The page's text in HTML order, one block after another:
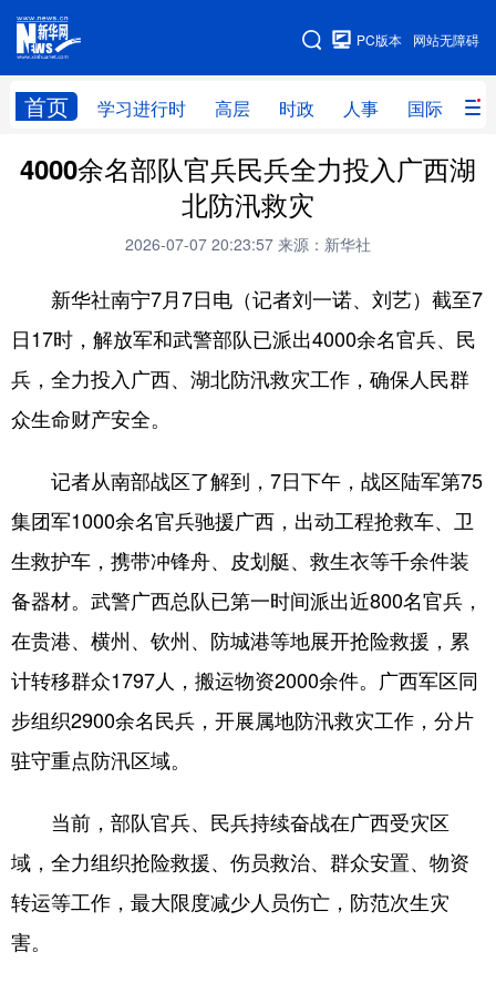
网站无障碍
PC版本
首页 学习进行时 高层 时政 人事 国际 财
网站地图
学习进行时 高层 时政 人事
财经 网评
全球连线
科技 科创 量子 体育
文化 书画 健康 军事
食品 人居 信息化 数字经济
学术中国 乡村振兴 溯源中国
会展
彩票 娱乐 时尚 悦读
公益 一带一路 亚太网 上市公司
文化产业
地方频道
北京 天津 河北 山西
辽宁 吉林 上海 江苏
4000余名部队官兵民兵全力投入广西湖
北防汛救灾
2026-07-07 20:23:57 来源：新华社
新华社南宁7月7日电（记者刘一诺、刘艺）截至7
日17时，解放军和武警部队已派出4000余名官兵、民
兵，全力投入广西、湖北防汛救灾工作，确保人民群
众生命财产安全。
记者从南部战区了解到，7日下午，战区陆军第75
集团军1000余名官兵驰援广西，出动工程抢救车、卫
生救护车，携带冲锋舟、皮划艇、救生衣等千余件装
备器材。武警广西总队已第一时间派出近800名官兵，
在贵港、横州、钦州、防城港等地展开抢险救援，累
计转移群众1797人，搬运物资2000余件。广西军区同
步组织2900余名民兵，开展属地防汛救灾工作，分片
驻守重点防汛区域。
当前，部队官兵、民兵持续奋战在广西受灾区
域，全力组织抢险救援、伤员救治、群众安置、物资
转运等工作，最大限度减少人员伤亡，防范次生灾
害。